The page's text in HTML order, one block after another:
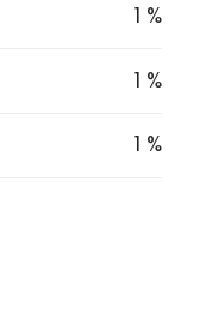
1 %
1 %
1 %